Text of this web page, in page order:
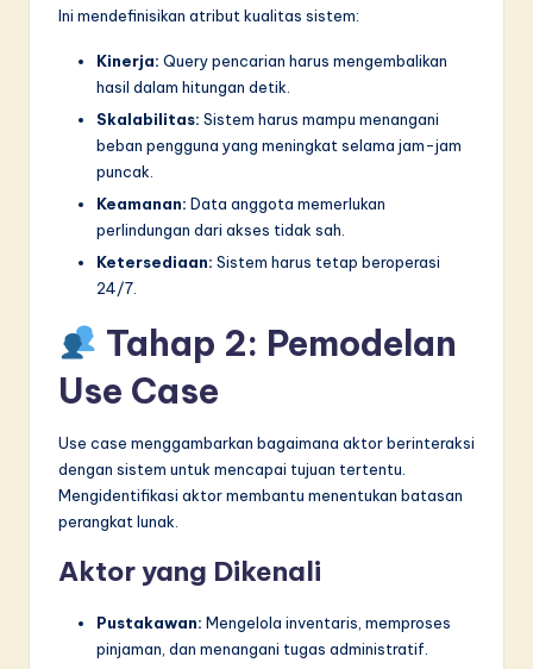
Ini mendefinisikan atribut kualitas sistem:
Kinerja: Query pencarian harus mengembalikan
hasil dalam hitungan detik.
Skalabilitas: Sistem harus mampu menangani
beban pengguna yang meningkat selama jam-jam
puncak.
Keamanan: Data anggota memerlukan
perlindungan dari akses tidak sah.
Ketersediaan: Sistem harus tetap beroperasi
24/7.
Tahap 2: Pemodelan
Use Case
Use case menggambarkan bagaimana aktor berinteraksi
dengan sistem untuk mencapai tujuan tertentu.
Mengidentifikasi aktor membantu menentukan batasan
perangkat lunak.
Aktor yang Dikenali
Pustakawan: Mengelola inventaris, memproses
pinjaman, dan menangani tugas administratif.